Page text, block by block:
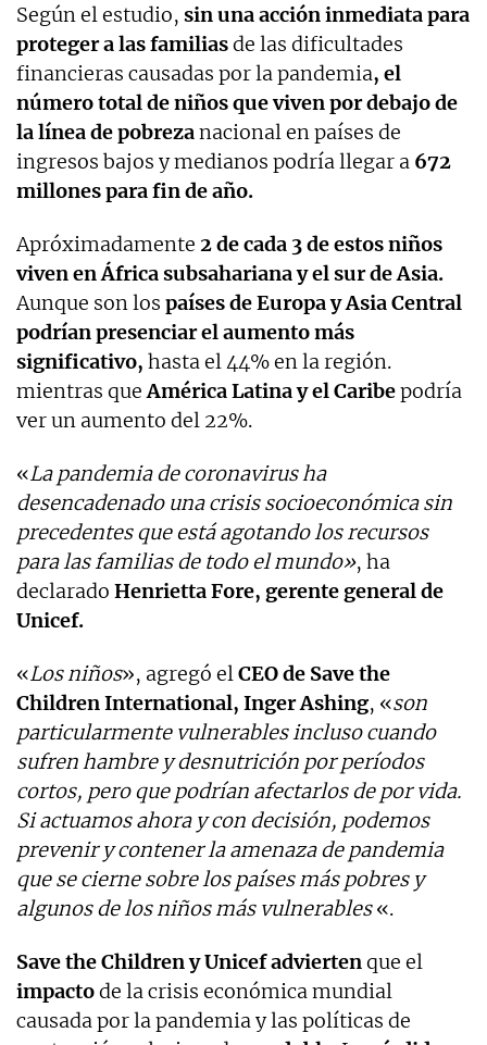
Según el estudio, sin una acción inmediata para
proteger a las familiasde las dificultades
financieras causadas por la pandemia, el
número total de niños que viven por debajo de
la línea de pobrezanacional en países de
ingresos bajos y medianos podría llegar a 672
millones para fin de año.
Apróximadamente 2 de cada 3 de estos niños
viven en África subsahariana y el sur de Asia.
Aunque son los países de Europa y Asia Central
podrían presenciar el aumento más
significativo, hasta el 44% en la región.
mientras queAmérica Latina y el Caribepodría
ver un aumento del 22%.
«La pandemia de coronavirus ha
desencadenado una crisis socioeconómica sin
precedentes que está agotando los recursos
para las familias de todo el mundo», ha
declarado Henrietta Fore, gerente general de
Unicef.
«Los niños», agregó elCEO de Save the
Children International, Inger Ashing, «son
particularmente vulnerables incluso cuando
sufren hambre y desnutrición por períodos
cortos, pero que podrían afectarlos de por vida.
Si actuamos ahora y con decisión, podemos
prevenir y contener la amenaza de pandemia
que se cierne sobre los países más pobres y
algunos de los niños más vulnerables«.
Save the Children y Unicef ​​adviertenque el
impactode la crisis económica mundial
causada por la pandemia y las políticas de